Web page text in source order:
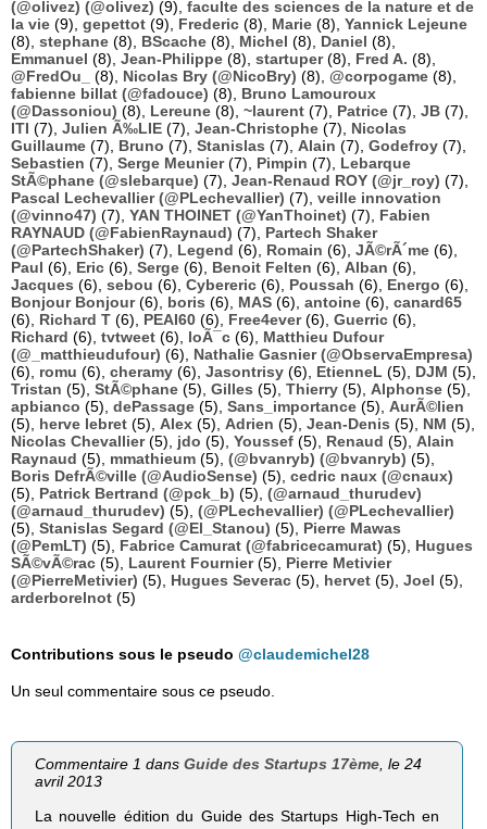
(@olivez) (@olivez) (9), faculte des sciences de la nature et de
la vie (9), gepettot (9), Frederic (8), Marie (8), Yannick Lejeune
(8), stephane (8), BScache (8), Michel (8), Daniel (8),
Emmanuel (8), Jean-Philippe (8), startuper(8), Fred A. (8),
@FredOu_
(8), Nicolas Bry (@NicoBry) (8), @corpogame (8),
fabienne billat (@fadouce) (8), Bruno Lamouroux
(@Dassoniou) (8), Lereune (8), ~laurent (7), Patrice (7), JB (7),
ITI (7), Julien Ã‰LIE (7), Jean-Christophe (7), Nicolas
Guillaume (7), Bruno (7), Stanislas (7), Alain (7), Godefroy (7),
Sebastien (7), Serge Meunier(7), Pimpin (7), Lebarque
StÃ©phane (@slebarque) (7), Jean-Renaud ROY (@jr_roy) (7),
Pascal Lechevallier (@PLechevallier) (7), veille innovation
(@vinno47) (7), YAN THOINET (@YanThoinet) (7), Fabien
RAYNAUD (@FabienRaynaud) (7), Partech Shaker
(@PartechShaker) (7), Legend (6), Romain (6), JÃ©rÃ´me (6),
Paul (6), Eric (6), Serge (6), Benoit Felten (6), Alban (6),
Jacques (6), sebou (6), Cybereric (6), Poussah (6), Energo (6),
Bonjour Bonjour(6), boris (6), MAS (6), antoine (6), canard65
(6), Richard T (6), PEAI60 (6), Free4ever(6), Guerric (6),
Richard (6), tvtweet (6), loÃ¯c (6), Matthieu Dufour
(@_matthieudufour) (6), Nathalie Gasnier (@ObservaEmpresa)
(6), romu (6), cheramy (6), Jasontrisy (6), EtienneL (5), DJM (5),
Tristan (5), StÃ©phane (5), Gilles (5), Thierry (5), Alphonse (5),
apbianco (5), dePassage (5), Sans_importance (5), AurÃ©lien
(5), herve lebret (5), Alex (5), Adrien (5), Jean-Denis (5), NM (5),
Nicolas Chevallier(5), jdo (5), Youssef (5), Renaud (5), Alain
Raynaud (5), mmathieum (5), (@bvanryb) (@bvanryb) (5),
Boris DefrÃ©ville (@AudioSense) (5), cedric naux (@cnaux)
(5), Patrick Bertrand (@pck_b) (5), (@arnaud_thurudev)
(@arnaud_thurudev) (5), (@PLechevallier) (@PLechevallier)
(5), Stanislas Segard (@El_Stanou) (5), Pierre Mawas
(@PemLT) (5), Fabrice Camurat (@fabricecamurat) (5), Hugues
SÃ©vÃ©rac (5), Laurent Fournier(5), Pierre Metivier
(@PierreMetivier) (5), Hugues Severac (5), hervet (5), Joel (5),
arderborelnot (5)
Contributions sous le pseudo @claudemichel28
Un seul commentaire sous ce pseudo.
Commentaire 1 dansGuide des Startups 17ème , le 24
avril 2013
La nou­velle édition du Guide des Star­tups High-Tech en